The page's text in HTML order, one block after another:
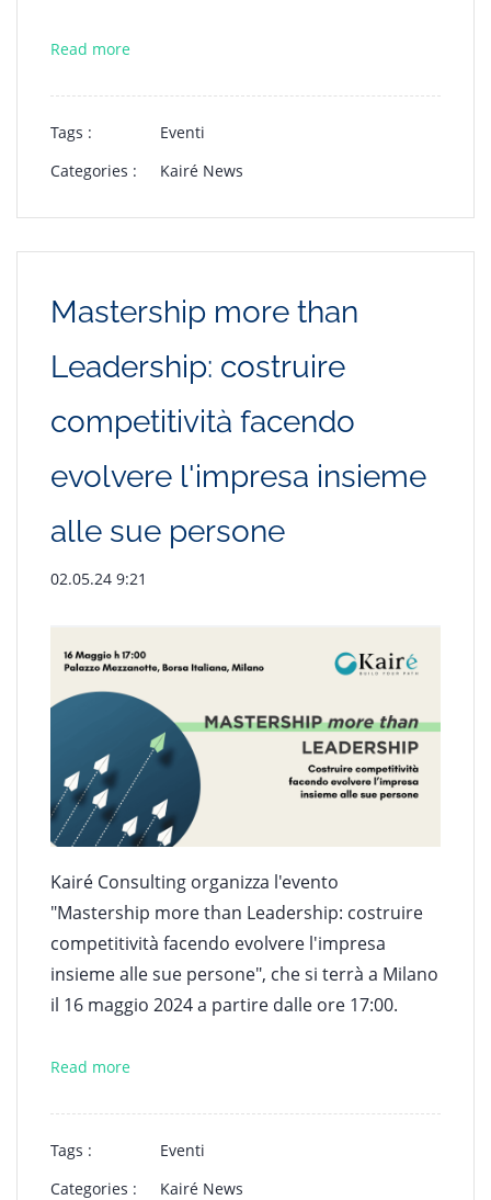
Read more
Tags :
Eventi
Categories :
Kairé News
Mastership more than
Leadership: costruire
competitività facendo
evolvere l'impresa insieme
alle sue persone
02.05.24 9:21
Kairé Consulting organizza l'evento
"Mastership more than Leadership: costruire
competitività facendo evolvere l'impresa
insieme alle sue persone", che si terrà a Milano
il 16 maggio 2024 a partire dalle ore 17:00.
Read more
Tags :
Eventi
Categories :
Kairé News